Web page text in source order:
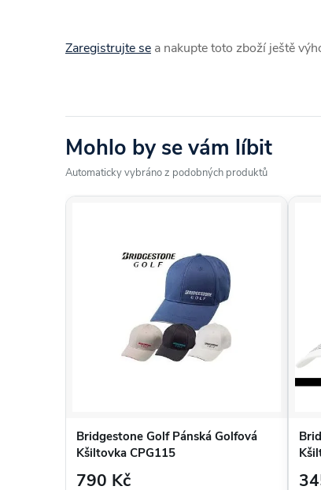
Zaregistrujte se a nakupte toto zboží ještě
Mohlo by se vám líbit
Automaticky vybráno z podobných produktů
Bridgestone Golf Pánská Golfová
Kšiltovka CPG115
790 Kč